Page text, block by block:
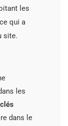
les
qui a
site.
les
dans le